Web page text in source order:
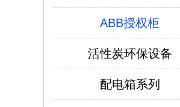
ABB授权柜
活性炭环保设备
配电箱系列